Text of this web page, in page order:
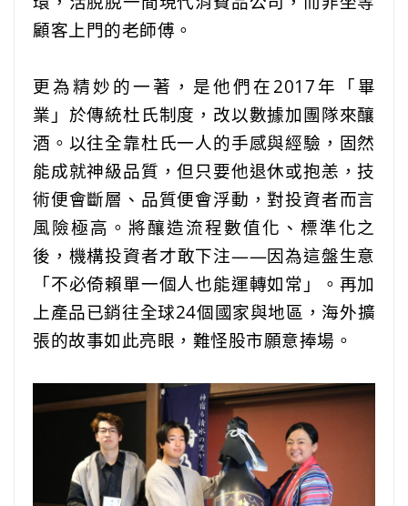
顧客上門的老師傅。
更為精妙的一著，是他們在2017年「畢
業」於傳統杜氏制度，改以數據加團隊來釀
酒。以往全靠杜氏一人的手感與經驗，固然
能成就神級品質，但只要他退休或抱恙，技
術便會斷層、品質便會浮動，對投資者而言
風險極高。將釀造流程數值化、標準化之
後，機構投資者才敢下注——因為這盤生意
「不必倚賴單一個人也能運轉如常」。再加
上產品已銷往全球24個國家與地區，海外擴
張的故事如此亮眼，難怪股市願意捧場。